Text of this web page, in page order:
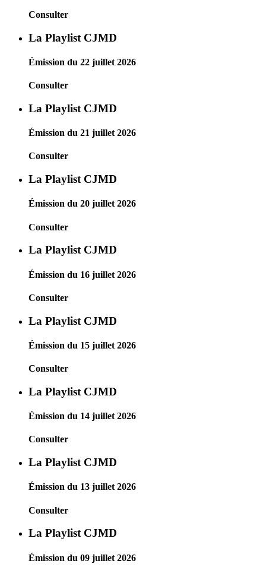
Consulter
La Playlist CJMD
Émission du 22 juillet 2026
Consulter
La Playlist CJMD
Émission du 21 juillet 2026
Consulter
La Playlist CJMD
Émission du 20 juillet 2026
Consulter
La Playlist CJMD
Émission du 16 juillet 2026
Consulter
La Playlist CJMD
Émission du 15 juillet 2026
Consulter
La Playlist CJMD
Émission du 14 juillet 2026
Consulter
La Playlist CJMD
Émission du 13 juillet 2026
Consulter
La Playlist CJMD
Émission du 09 juillet 2026